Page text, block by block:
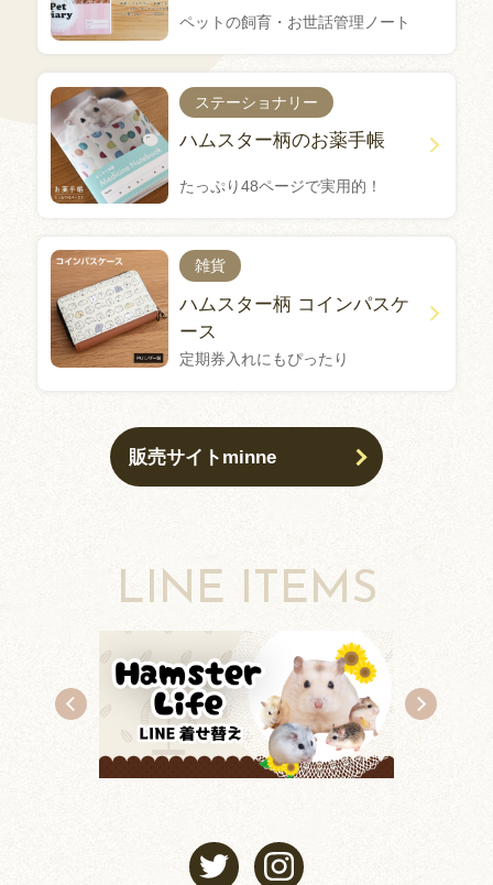
ペットの飼育・お世話管理ノート
ステーショナリー
ハムスター柄のお薬手帳
たっぷり48ページで実用的！
雑貨
ハムスター柄 コインパスケ
ース
定期券入れにもぴったり
販売サイトminne
LINE ITEMS